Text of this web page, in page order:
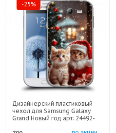
-25%
Дизайнерский пластиковый
чехол для Samsung Galaxy
Grand Новый год арт: 24492-